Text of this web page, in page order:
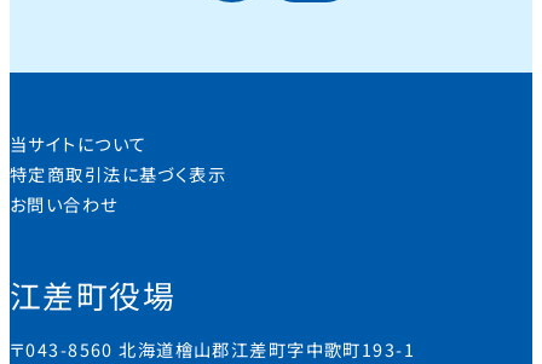
江差町役場
〒043-8560 北海道檜山郡江差町字中歌町193-1
当サイトについて
特定商取引法に基づく表示
お問い合わせ